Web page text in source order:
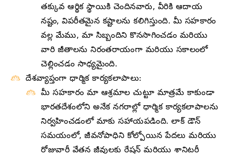
తక్కువ ఆర్థిక స్థాయికి చెందినవారు, వీరికి ఆదాయ
నష్టం, విపరీతమైన కష్టాలను కలిగిస్తుంది. మీ సహకారం
వల్ల మేము, మా సిబ్బందిని కొనసాగించడం మరియు
వారి జీతాలను నిరంతరాయంగా మరియు సకాలంలో
చెల్లించడం సాధ్యమైంది.
దేశవ్యాప్తంగా ధార్మిక కార్యకలాపాలు:
మీ సహకారం మా ఆశ్రమాల చుట్టూ మాత్రమే కాకుండా
భారతదేశంలోని అనేక నగరాల్లో ధార్మిక కార్యకలాపాలను
నిర్వహించడంలో మాకు సహాయపడింది. లాక్ డౌన్
సమయంలో, జీవనోపాధిని కోల్పోయిన పేదలు మరియు
రోజువారీ వేతన జీవులకు రేషన్ మరియు శానిటరీ